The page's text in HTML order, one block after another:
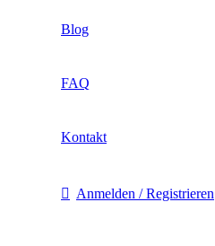
Blog
FAQ
Kontakt
Anmelden / Registrieren